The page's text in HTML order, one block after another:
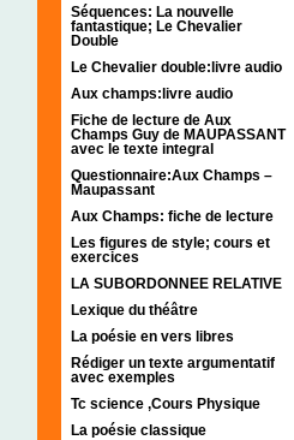
Séquences: La nouvelle
fantastique; Le Chevalier
Double
Le Chevalier double:livre audio
Aux champs:livre audio
Fiche de lecture de Aux
Champs Guy de MAUPASSANT
avec le texte integral
Questionnaire:Aux Champs –
Maupassant
Aux Champs: fiche de lecture
Les figures de style; cours et
exercices
LA SUBORDONNEE RELATIVE
Lexique du théâtre
La poésie en vers libres
Rédiger un texte argumentatif
avec exemples
Tc science ,Cours Physique
La poésie classique